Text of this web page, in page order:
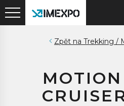
Trekking /